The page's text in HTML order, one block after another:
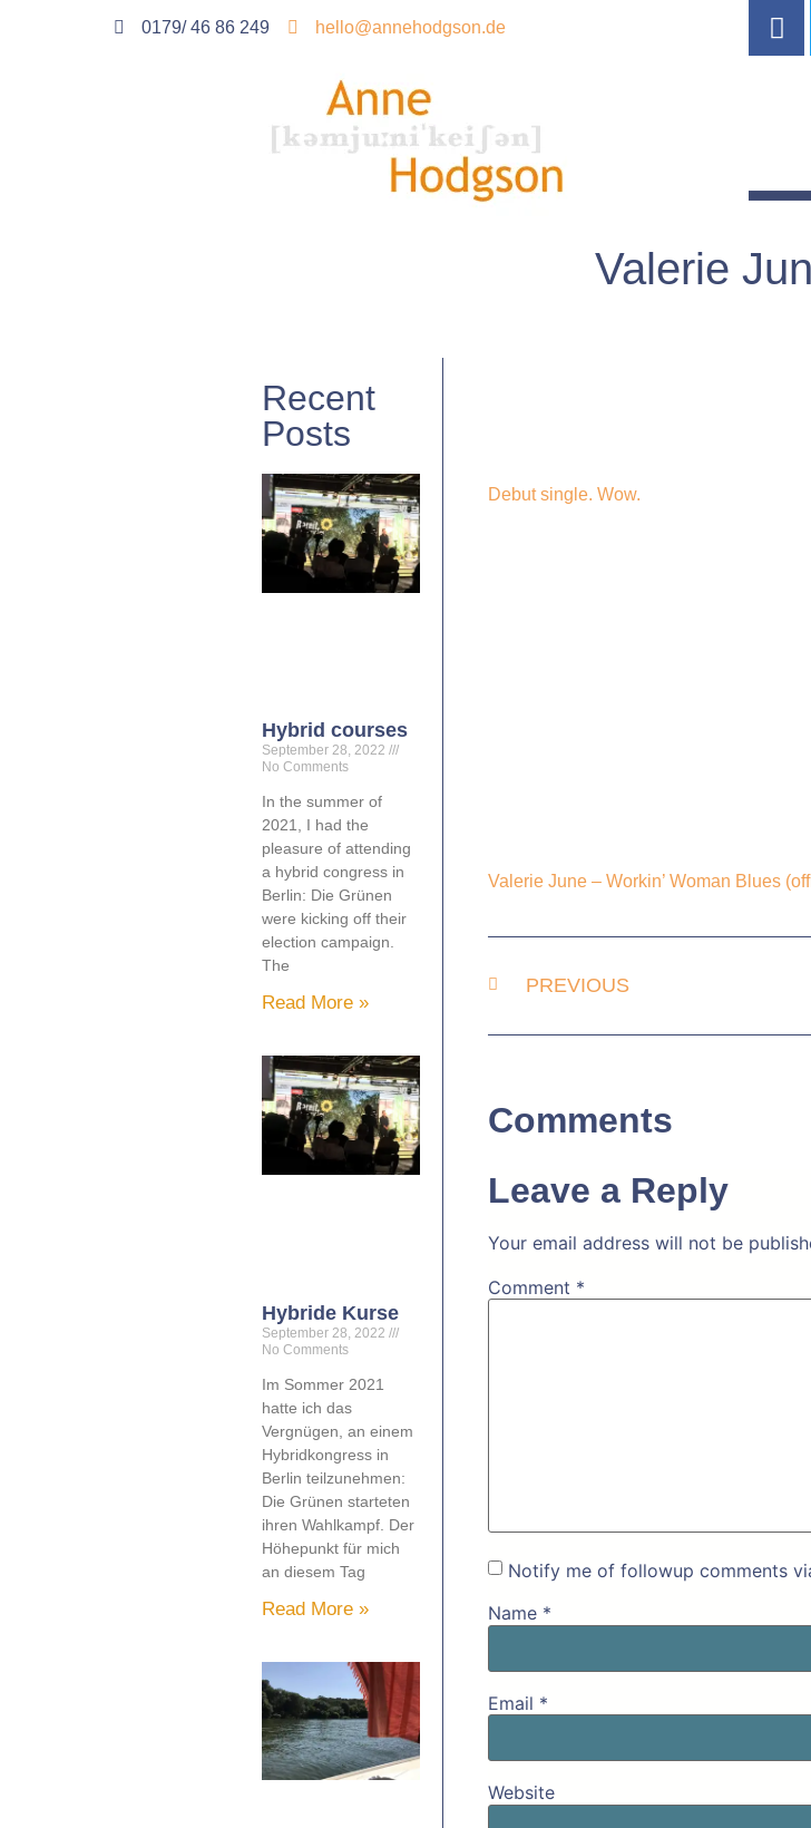
0179/ 46 86 249 hello@annehodgson.de
Valerie
Recent
Posts
Hybrid courses
September 28, 2022
No Comments
In the summer of
2021, I had the
pleasure of attending
a hybrid congress in
Berlin: Die Grünen
were kicking off their
election campaign.
The
Read More »
Hybride Kurse
September 28, 2022
No Comments
Im Sommer 2021
hatte ich das
Vergnügen, an einem
Hybridkongress in
Berlin teilzunehmen:
Die Grünen starteten
ihren Wahlkampf. Der
Höhepunkt für mich
an diesem Tag
Read More »
Debut single. Wow.
Valerie June – Workin’ Woman Blues
PREVIOUS
Comments
Leave a Reply
Your email address will not be
Comment *
Notify me of followup comments
Name *
Email *
Website